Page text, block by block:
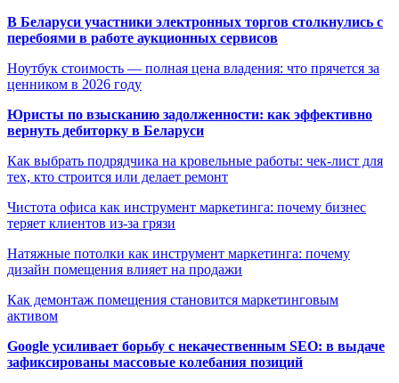
В Беларуси участники электронных торгов столкнулись с
перебоями в работе аукционных сервисов
Ноутбук стоимость — полная цена владения: что прячется за
ценником в 2026 году
Юристы по взысканию задолженности: как эффективно
вернуть дебиторку в Беларуси
Как выбрать подрядчика на кровельные работы: чек-лист для
тех, кто строится или делает ремонт
Чистота офиса как инструмент маркетинга: почему бизнес
теряет клиентов из-за грязи
Натяжные потолки как инструмент маркетинга: почему
дизайн помещения влияет на продажи
Как демонтаж помещения становится маркетинговым
активом
Google усиливает борьбу с некачественным SEO: в выдаче
зафиксированы массовые колебания позиций